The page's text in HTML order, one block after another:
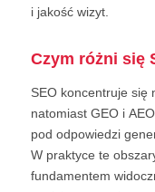
i jakość wizyt.
Czym różni się
SEO koncentruje się
natomiast GEO i
pod odpowiedzi
W praktyce te
fundamentem